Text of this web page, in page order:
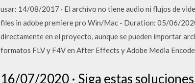
usar: 14/08/2017 · El archivo no tiene audio ni flujos de
files in adobe premiere pro Win/Mac - Duration: 05/06/
directamente en el proyecto, aunque se pueden importar
formatos FLV y F4V en After Effects y Adobe Media
16/07/2020 · Siga estas